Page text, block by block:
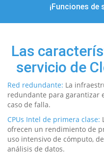
¡Funciones
Las
servicio de
Red redundante: La
redundante para garantizar
caso de falla.
CPUs Intel de primera clase:
ofrecen un rendimiento de
uso intensivo de cómputo,
análisis de datos.